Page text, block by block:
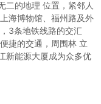
二的地理 位置，紧邻人
海博物馆、福州路及外
3条地铁线路的交汇
捷的交通，周围林 立
新能源大厦成为众多优